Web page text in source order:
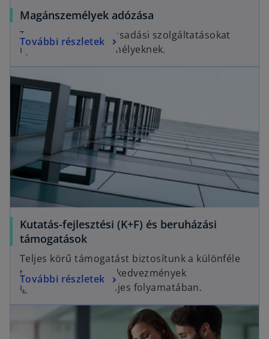
Magánszemélyek adózása
Teljes körű adótanácsadási szolgáltatásokat
nyújtunk magánszemélyeknek.
További részletek
Kutatás-fejlesztési (K+F) és beruházási
támogatások
Teljes körű támogatást biztosítunk a különféle
támogatások és adókedvezmények
igénybevételének teljes folyamatában.
További részletek